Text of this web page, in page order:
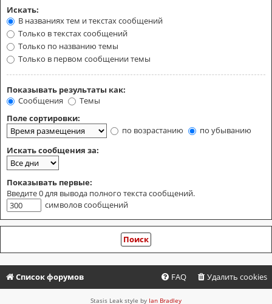
Искать:
В названиях тем и текстах сообщений
Только в текстах сообщений
Только по названию темы
Только в первом сообщении темы
Показывать результаты как:
Сообщения
Темы
Поле сортировки:
по возрастанию
по убыванию
Искать сообщения за:
Показывать первые:
Введите 0 для вывода полного текста сообщений.
символов сообщений
Список форумов Удалить cookies
FAQ
Stasis Leak style by Ian Bradley